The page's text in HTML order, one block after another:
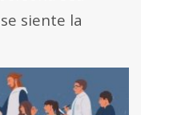
siente la